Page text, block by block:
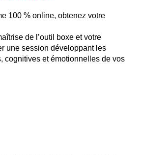
100 % online, obtenez votre
de l’outil boxe et votre
une session développant les
cognitives et émotionnelles de vos